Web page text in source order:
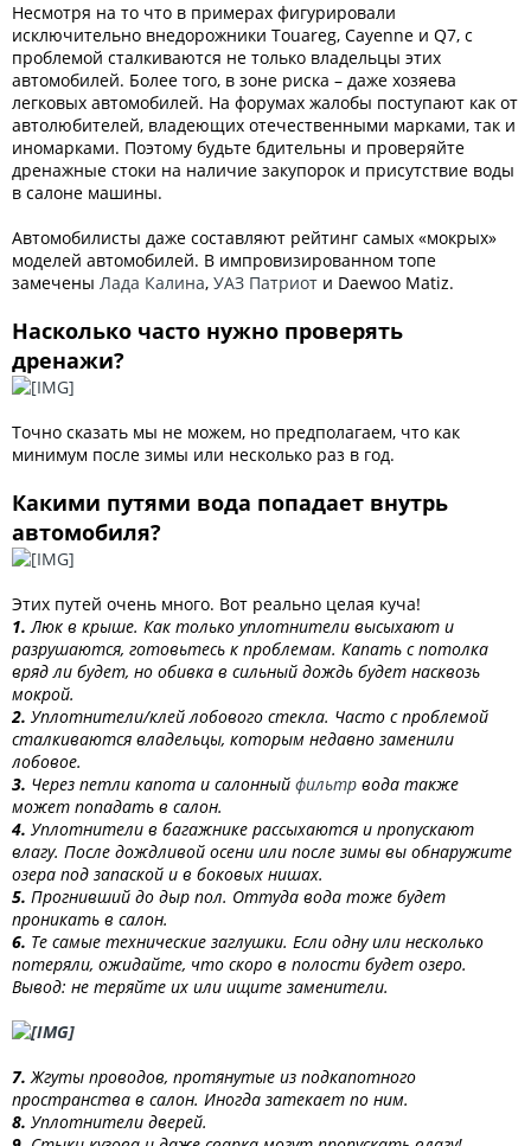
Несмотря на то что в примерах фигурировали
исключительно внедорожники Touareg, Cayenne и Q7, с
проблемой сталкиваются не только владельцы этих
автомобилей. Более того, в зоне риска – даже хозяева
легковых автомобилей. На форумах жалобы поступают как от
автолюбителей, владеющих отечественными марками, так и
иномарками. Поэтому будьте бдительны и проверяйте
дренажные стоки на наличие закупорок и присутствие воды
в салоне машины.
Автомобилисты даже составляют рейтинг самых «мокрых»
моделей автомобилей. В импровизированном топе
замечены Лада Калина, УАЗ Патриот и Daewoo Matiz.
Насколько часто нужно проверять
дренажи?
Точно сказать мы не можем, но предполагаем, что как
минимум после зимы или несколько раз в год.
Какими путями вода попадает внутрь
автомобиля?
Этих путей очень много. Вот реально целая куча!
1. Люк в крыше. Как только уплотнители высыхают и
разрушаются, готовьтесь к проблемам. Капать с потолка
вряд ли будет, но обивка в сильный дождь будет насквозь
мокрой.
2. Уплотнители/клей лобового стекла. Часто с проблемой
сталкиваются владельцы, которым недавно заменили
лобовое.
3. Через петли капота и салонный фильтр вода также
может попадать в салон.
4. Уплотнители в багажнике рассыхаются и пропускают
влагу. После дождливой осени или после зимы вы обнаружите
озера под запаской и в боковых нишах.
5. Прогнивший до дыр пол. Оттуда вода тоже будет
проникать в салон.
6. Те самые технические заглушки. Если одну или несколько
потеряли, ожидайте, что скоро в полости будет озеро.
Вывод: не теряйте их или ищите заменители.
7. Жгуты проводов, протянутые из подкапотного
пространства в салон. Иногда затекает по ним.
8. Уплотнители дверей.